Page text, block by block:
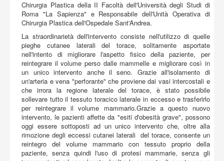
Chirurgia Plastica della II Facoltà dell'Università degli Studi di
Roma "La Sapienza" e Responsabile dell'Unità Operativa di
Chirurgia Plastica dell'Ospedale Sant'Andrea.
La straordinarietà dell'intervento consiste nell'utilizzo di quelle
pieghe cutanee laterali del torace, solitamente asportate
nell'intento di migliorare l'aspetto fisico della paziente, per
reintegrare il volume perso dalle mammelle e migliorare così in
un unico intervento anche il seno. Grazie all'isolamento di
un'arteria e vena "perforante" che proviene dai vasi intercostali e
che irrora la regione laterale del torace, è stato possibile
sollevare tutto il tessuto toracico laterale in eccesso e trasferirlo
per reintegrare il volume mammario.Grazie a questo nuovo
intervento, le pazienti affette da "esiti d'obesità grave", possono
oggi essere sottoposti ad un unico intervento che, oltre alla
rimozione degli eccessi cutanei laterali del torace, consente un
reintegro del volume mammario con tessuto proprio della
paziente, senza quindi l'uso di protesi mammarie, senza gli